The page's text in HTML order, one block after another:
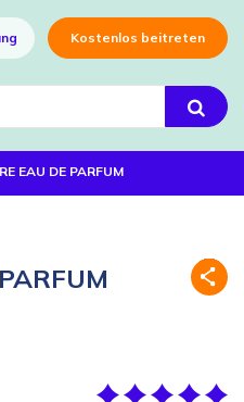
Kostenlos beitreten
EAU DE PARFUM